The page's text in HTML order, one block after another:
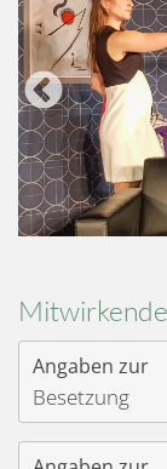
Mitwirkende
Angaben zur
Besetzung